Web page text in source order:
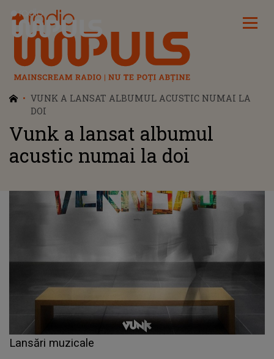
Radio Impuls
VUNK A LANSAT ALBUMUL ACUSTIC NUMAI LA
DOI
Vunk a lansat albumul
acustic numai la doi
Lansări muzicale